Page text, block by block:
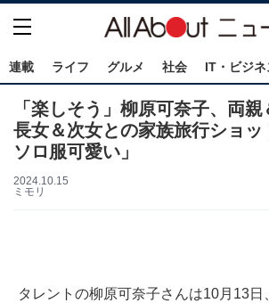
連載 ライフ グルメ 社会 IT・ビジネ
「楽しそう」柳原可奈子、両
長女＆次女との家族旅行ショッ
ソロ服可愛い」
2024.10.15
ミモリ
タレントの柳原可奈子さんは10月13日